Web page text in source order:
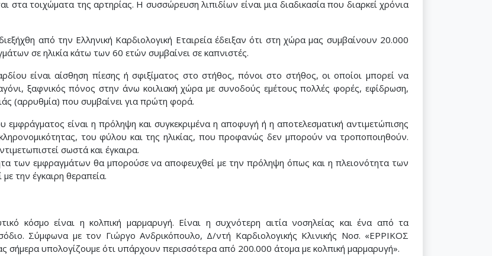
στα τοιχώματα της αρτηρίας. Η συσσώρευση λιπιδίων είναι μια διαδικασία που διαρκεί χρόνια
από την Ελληνική Καρδιολογική Εταιρεία έδειξαν ότι στη χώρα μας συμβαίνουν 20.000
σε ηλικία κάτω των 60 ετών συμβαίνει σε καπνιστές.
είναι αίσθηση πίεσης ή σφιξίματος στο στήθος, πόνοι στο στήθος, οι οποίοι μπορεί να
ξαφνικός πόνος στην άνω κοιλιακή χώρα με συνοδούς εμέτους πολλές φορές, εφίδρωση,
(αρρυθμία) που συμβαίνει για πρώτη φορά.
είναι η πρόληψη και συγκεκριμένα η αποφυγή ή η αποτελεσματική αντιμετώπισης
του φύλου και της ηλικίας, που προφανώς δεν μπορούν να τροποποιηθούν.
σωστά και έγκαιρα.
των εμφραγμάτων θα μπορούσε να αποφευχθεί με την πρόληψη όπως και η πλειονότητα των
την έγκαιρη θεραπεία.
κόσμο είναι η κολπική μαρμαρυγή. Είναι η συχνότερη αιτία νοσηλείας και ένα από τα
Σύμφωνα με τον Γιώργο Ανδρικόπουλο, Δ/ντή Καρδιολογικής Κλινικής Νοσ. «ΕΡΡΙΚΟΣ
υπολογίζουμε ότι υπάρχουν περισσότερα από 200.000 άτομα με κολπική μαρμαρυγή».